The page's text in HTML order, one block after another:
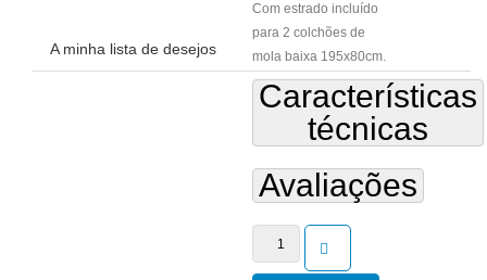
A minha lista de desejos
Com estrado incluído
para 2 colchões de
mola baixa 195x80cm.
Características
técnicas
Avaliações
Quantidade
de